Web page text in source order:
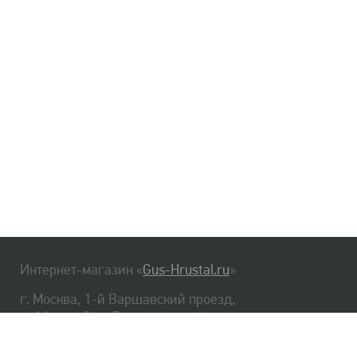
Интернет-магазин «Gus-Hrustal.ru»
г. Москва, 1-й Варшавский проезд,
д. 1А, стр. 3, м. Варшавская